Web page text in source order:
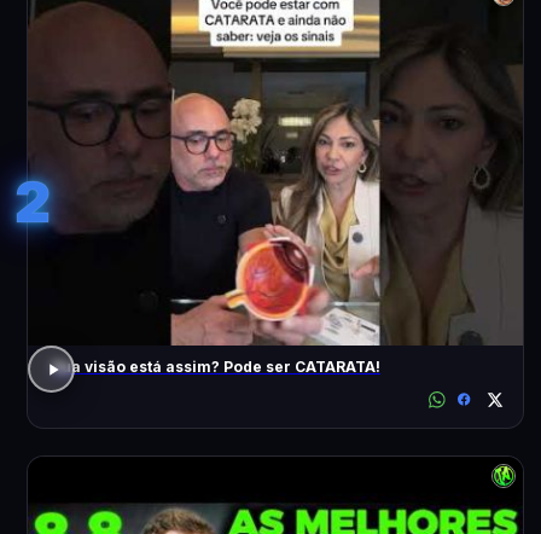
2
Sua visão está assim? Pode ser CATARATA!